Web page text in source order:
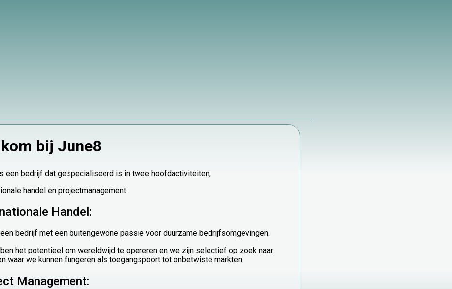
bij June8
een bedrijf dat gespecialiseerd is in twee hoofdactiviteiten;
handel en projectmanagement.
Handel:
bedrijf met een buitengewone passie voor duurzame bedrijfsomgevingen.
het potentieel om wereldwijd te opereren en we zijn selectief op zoek naar
waar we kunnen fungeren als toegangspoort tot onbetwiste markten.
Management: